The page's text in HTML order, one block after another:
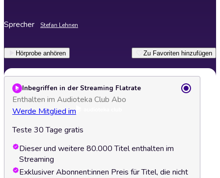
Sprecher Stefan Lehnen
Hörprobe anhören Zu Favoriten hinzufügen
Inbegriffen in der Streaming Flatrate
Enthalten im Audioteka Club Abo
Werde Mitglied im
Teste 30 Tage gratis
Dieser und weitere 80.000 Titel enthalten im
Streaming
Exklusiver Abonnent:innen Preis für Titel, die nicht